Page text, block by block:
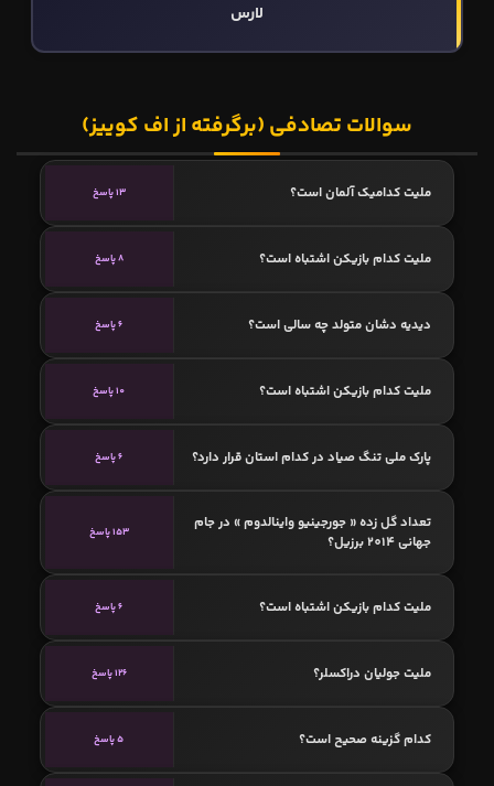
لارس
سوالات تصادفی (برگرفته از اف کوییز)
ملیت کدامیک آلمان است؟ 13 پاسخ
ملیت کدام بازیکن اشتباه است؟ 8 پاسخ
دیدیه دشان متولد چه سالی است؟ 6 پاسخ
ملیت کدام بازیکن اشتباه است؟ 10 پاسخ
پارک ملی تنگ صیاد در کدام استان قرار دارد؟ 6 پاسخ
تعداد گل زده « جورجینیو واینالدوم » در جام
جهانی 2014 برزیل؟
153 پاسخ
ملیت کدام بازیکن اشتباه است؟ 6 پاسخ
ملیت جولیان دراکسلر؟ 126 پاسخ
کدام گزینه صحیح است؟ 5 پاسخ